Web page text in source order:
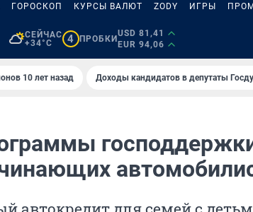
ГОРОСКОП КУРСЫ ВАЛЮТ ZODY ИГРЫ
СЕЙЧАС
+34°C
4 ПРОБКИ
USD 81,41
EUR 94,06
10 лет назад Доходы кандидатов в депутаты